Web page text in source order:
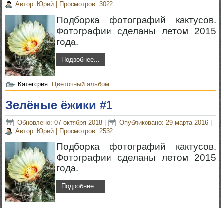
Автор: Юрий
Просмотров: 3022
Подборка фотографий кактусов.
Фотографии сделаны летом 2015
года.
Подробнее...
Категория: Цветочный альбом
Зелёные ёжики #1
Обновлено: 07 октября 2018 Опубликовано: 29 марта 2016
Автор: Юрий
Просмотров: 2532
Подборка фотографий кактусов.
Фотографии сделаны летом 2015
года.
Подробнее...